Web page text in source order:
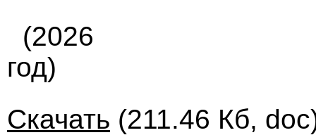
(2026
год)
Скачать (211.46 Кб,